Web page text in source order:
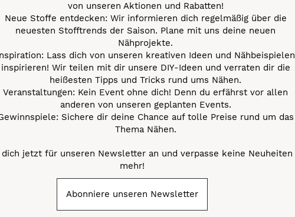
von unseren Aktionen und Rabatten!
Neue Stoffe entdecken: Wir informieren dich regelmäßig über die
neuesten Stofftrends der Saison. Plane mit uns deine neuen
Nähprojekte.
Lass dich von unseren kreativen Ideen und Nähbeispielen
inspirieren! Wir teilen mit dir unsere DIY-Ideen und verraten dir die
heißesten Tipps und Tricks rund ums Nähen.
Veranstaltungen: Kein Event ohne dich! Denn du erfährst vor allen
anderen von unseren geplanten Events.
Sichere dir deine Chance auf tolle Preise rund um das
Thema Nähen.
dich jetzt für unseren Newsletter an und verpasse keine Neuheiten
mehr!
Abonniere unseren Newsletter